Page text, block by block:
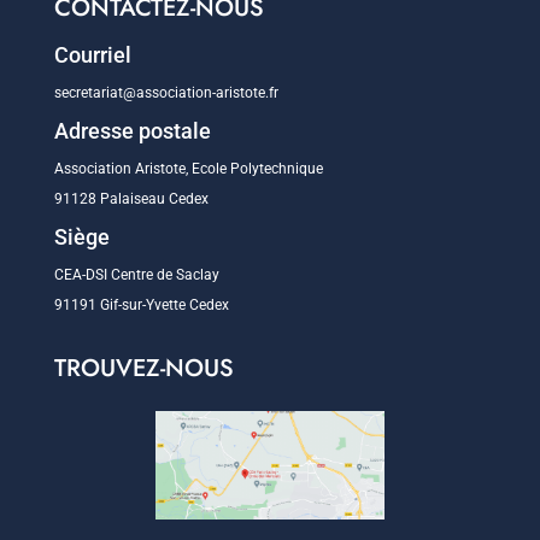
CONTACTEZ-NOUS
Courriel
secretariat@association-aristote.fr
Adresse postale
Association Aristote, Ecole Polytechnique
91128 Palaiseau Cedex
Siège
CEA-DSI Centre de Saclay
91191 Gif-sur-Yvette Cedex
TROUVEZ-NOUS